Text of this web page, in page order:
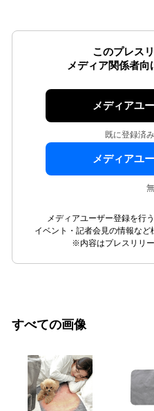
このプレス
メディア関係者
メディアユ
既に登録済
メディアユ
メディアユーザー登録を行
イベント・記者会見の情報など
※内容はプレスリリ
すべての画像